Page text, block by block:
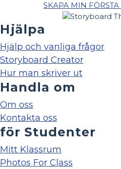
SKAPA MIN
Hjälpa
Hjälp och vanliga frågor
Storyboard Creator
Hur man skriver ut
Handla om
Om oss
Kontakta oss
för Studenter
Mitt Klassrum
Photos For Class